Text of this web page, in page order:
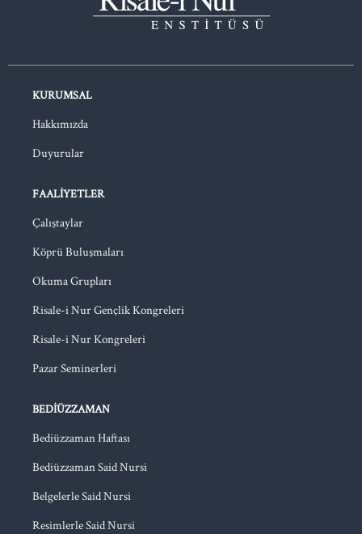
KURUMSAL
Hakkımızda
Duyurular
FAALIYETLER
Çalıştaylar
Köprü Buluşmaları
Okuma Grupları
Risale-i Nur Gençlik Kongreleri
Risale-i Nur Kongreleri
Pazar Seminerleri
BEDIÜZZAMAN
Bediüzzaman Haftası
Bediüzzaman Said Nursi
Belgelerle Said Nursi
Resimlerle Said Nursi